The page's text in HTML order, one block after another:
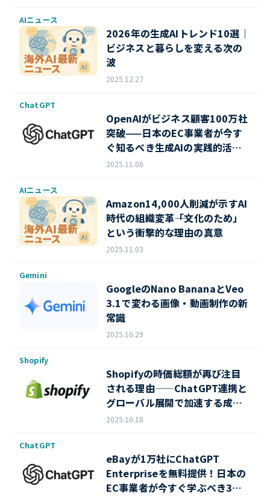
AIニュース
2025.12.27
2026年の生成AIトレンド10選｜
ビジネスと暮らしを変える次の
波
ChatGPT
2025.11.06
OpenAIがビジネス顧客100万社
突破——日本のEC事業者が今す
ぐ知るべき生成AIの実践的活用
法
AIニュース
2025.11.03
Amazon14,000人削減が示すAI
時代の組織変革――「文化のため」
という衝撃的な理由の真意
Gemini
2025.10.29
GoogleのNano BananaとVeo
3.1で変わる画像・動画制作の新
常識
Shopify
2025.10.18
Shopifyの時価総額が再び注目
される理由——ChatGPT連携と
グローバル展開で加速する成長
戦略
ChatGPT
eBayが1万社にChatGPT
Enterpriseを無料提供！日本の
EC事業者が今すぐ学ぶべき3つ